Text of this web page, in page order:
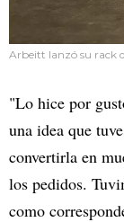
Arbeitt lanzó su rack
"Lo hice por
una idea que
convertirla en
los pedidos.
como